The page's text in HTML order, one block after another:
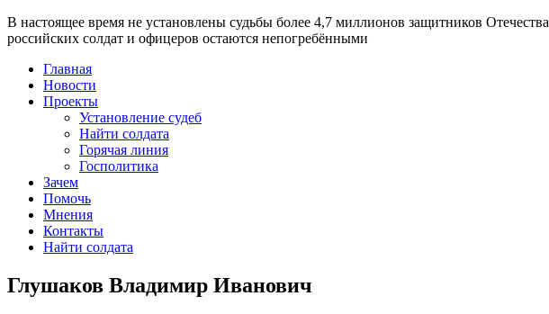
В настоящее время не установлены судьбы более 4,7 миллионов защитников Отечества
российских солдат и офицеров остаются непогребёнными
Главная
Новости
Проекты
Установление судеб
Найти солдата
Горячая линия
Госполитика
Зачем
Помочь
Мнения
Контакты
Найти солдата
Глушаков Владимир Иванович